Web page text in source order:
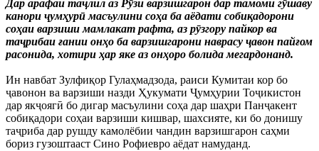
Дар арафаи таҷлил аз Рӯзи варзишгарон дар тамоми гӯшаву
канори ҷумҳурӣ масъулини соҳа ба аёдати собиқадорони
соҳаи варзиши мамлакат рафта, аз рӯзгору пайкор ва
таҷрибаи ғании онҳо ба варзишгарони наврасу ҷавон пайғом
расонида, хотири ҳар яке аз онҳоро болида мегардонанд.
Ин навбат Зулфиқор Гулаҳмадзода, раиси Кумитаи кор бо
ҷавонон ва варзиши назди Ҳукумати Ҷумҳурии Тоҷикистон
дар якҷоягӣ бо дигар масъулини соҳа дар шаҳри Панҷакент
собиқадори соҳаи варзиши кишвар, шахсияте, ки бо донишу
таҷриба дар рушду камолёбии чандин варзишгарон саҳми
бориз гузоштааст Сино Рофиевро аёдат намуданд.